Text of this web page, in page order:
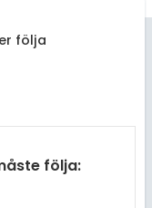
följa
följa: